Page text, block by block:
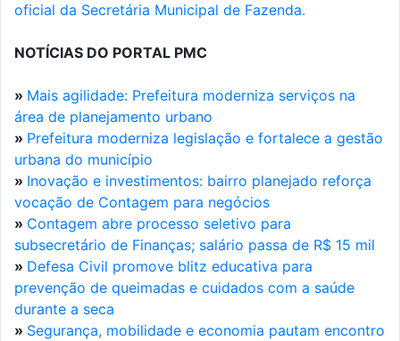
oficial da Secretária Municipal de Fazenda.
NOTÍCIAS DO PORTAL PMC
» Mais agilidade: Prefeitura moderniza serviços na
área de planejamento urbano
» Prefeitura moderniza legislação e fortalece a gestão
urbana do município
» Inovação e investimentos: bairro planejado reforça
vocação de Contagem para negócios
» Contagem abre processo seletivo para
subsecretário de Finanças; salário passa de R$ 15 mil
» Defesa Civil promove blitz educativa para
prevenção de queimadas e cuidados com a saúde
durante a seca
» Segurança, mobilidade e economia pautam encontro